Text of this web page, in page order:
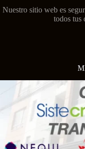
Nuestro sitio web es
todos tus